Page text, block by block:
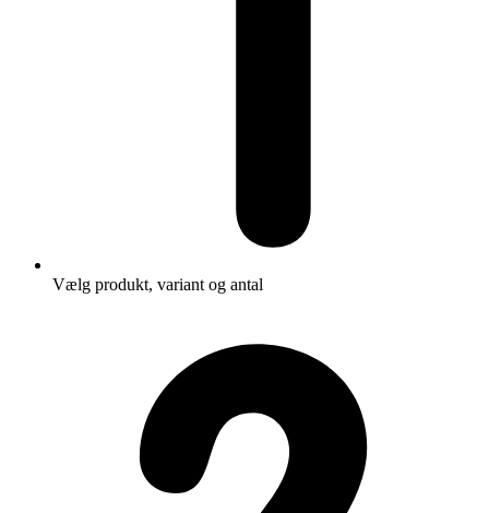
Vælg produkt, variant og antal